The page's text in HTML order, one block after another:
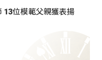
13位模範父親獲表揚